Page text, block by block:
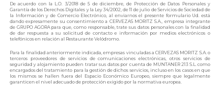
De acuerdo con la L.O. 3/2018 de 5 de diciembre, de Protección de Datos Personales y
Garantía de los Derechos Digitales y la Ley 34/2002, de 11 de julio de Servicios de Sociedad de
la Información y de Comercio Electrónico, al enviarnos el presente formulario Ud. está
dando expresamente su consentimiento a CERVEZAS MORITZ S.A., empresa integrante
de GRUPO AGORA para que, como responsable, trate sus datos personales con la finalidad
de dar respuesta a su solicitud de contacto e información por medios electrónicos o
telefónicos en relación al Restaurante Velódromo.
Para la finalidad anteriormente indicada, empresas vinculadas a CERVEZAS MORITZ S.A. o
terceros proveedores de servicios de comunicaciones electrónicas, otros servicios de
seguridad y alojamiento pueden tratar sus datos por cuenta de MUNTANER 213 S.L. como
encargados del tratamiento para la gestión de dichos servicios, incluso en los casos en que
los mismos se hallen fuera del Espacio Económico Europeo, siempre que legalmente
garanticen el nivel adecuado de protección exigido por la normativa europea.